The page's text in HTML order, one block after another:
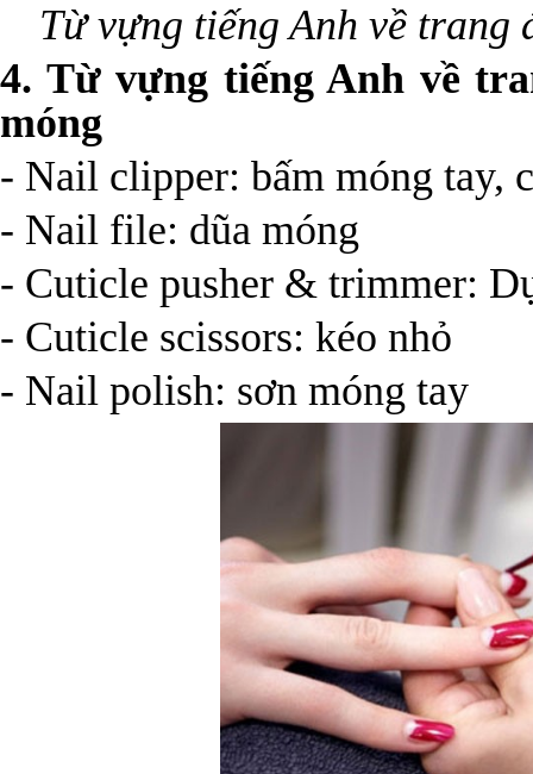
Từ vựng tiếng Anh về
4. Từ vựng tiếng Anh về
móng
- Nail clipper: bấm móng tay,
- Nail file: dũa móng
- Cuticle pusher & trimmer:
- Cuticle scissors: kéo nhỏ
- Nail polish: sơn móng tay